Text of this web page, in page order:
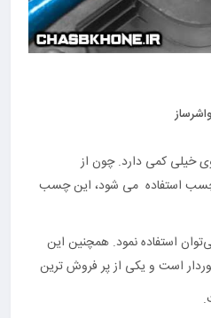
خیلی کمی دارد. چون از
استفاده می شود، این چسب
استفاده نمود. همچنین این
است و یکی از پر فروش ترین